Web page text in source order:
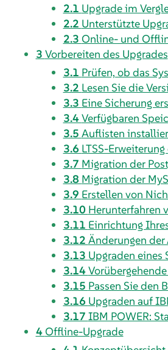
2.1 Upgrade im
2.2 Unterstützte
2.3 Online- und
3 Vorbereiten des Upgrades
3.1 Prüfen, ob das
3.2 Lesen Sie die
3.3 Eine Sicherung
3.4Verfügbaren
3.5 Auflisten
3.6 LTSS-
3.7 Migration der
3.8 Migration der
3.9 Erstellen von
3.10 Herunterfahren
3.11 Einrichtung
3.12 Änderungen der
3.13 Upgraden eines
3.14
3.15 Passen Sie den
3.16 Upgraden auf
3.17 IBM POWER:
4Offline-Upgrade